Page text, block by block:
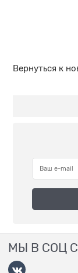
Вернуться к
МЫ В СОЦ